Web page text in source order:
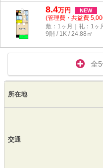
8.4万円 NEW
(管理費・共益費
敷：1ヶ月｜礼：1ヶ
9階 / 1K / 24.88㎡
全
所在地
交通